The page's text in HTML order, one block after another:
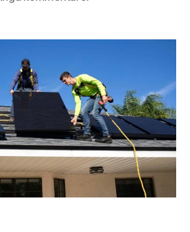
begagnade
växer
i
Europa